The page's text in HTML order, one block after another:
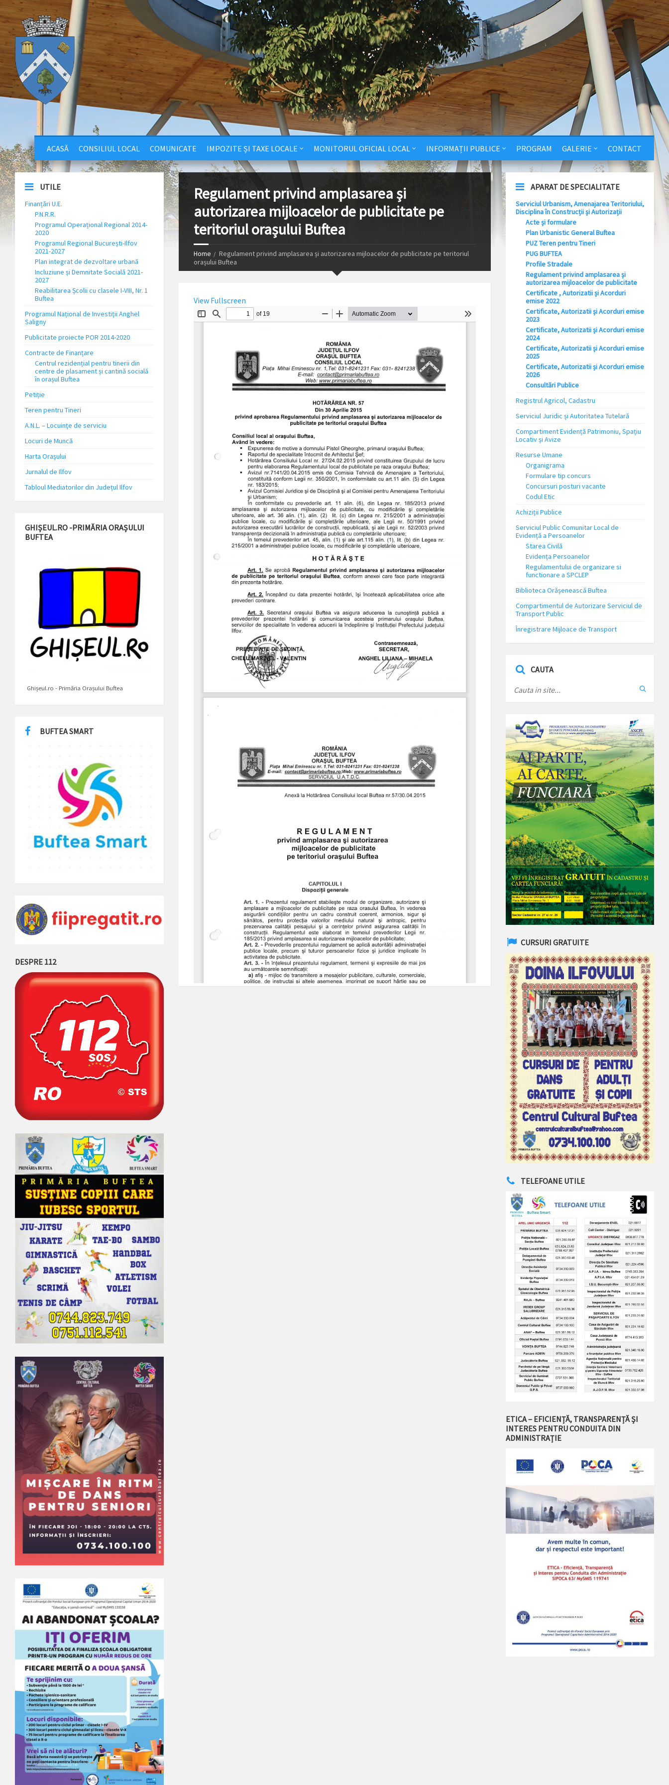
ACASĂ CONSILIUL LOCAL COMUNICATE IMPOZITE ȘI TAXE LOCALE MONITORUL OFICIAL LOCAL INFORMAȚII PUBLICE PROGRAM GALERIE CONTACT
Regulament privind amplasarea și
autorizarea mijloacelor de publicitate pe
teritoriul orașului Buftea
Home
Regulament privind amplasarea și autorizarea mijloacelor de publicitate pe teritoriul
orașului Buftea
View Fullscreen
UTILE
Finanțări U.E.
P.N.R.R.
Programul Operațional Regional 2014-
2020
Programul Regional București-Ilfov
2021-2027
Plan integrat de dezvoltare urbană
Incluziune și Demnitate Socială 2021-
2027
Reabilitarea Școlii cu clasele I-VIII, Nr. 1
Buftea
Programul Național de Investiții Anghel
Saligny
Publicitate proiecte POR 2014-2020
Contracte de Finanțare
Centrul rezidențial pentru tinerii din
centre de plasament și cantină socială
în orașul Buftea
Petiție
Teren pentru Tineri
A.N.L. – Locuinţe de serviciu
Locuri de Muncă
Harta Orașului
Jurnalul de Ilfov
Tabloul Mediatorilor din Județul Ilfov
GHIȘEUL.RO -PRIMĂRIA ORAȘULUI
BUFTEA
Ghișeul.ro - Primăria Orașului Buftea
BUFTEA SMART
DESPRE 112
APARAT DE SPECIALITATE
Serviciul Urbanism, Amenajarea Teritoriului,
Disciplina în Construcții și Autorizații
Acte și formulare
Plan Urbanistic General Buftea
PUZ Teren pentru Tineri
PUG BUFTEA
Profile Stradale
Regulament privind amplasarea și
autorizarea mijloacelor de publicitate
Certificate , Autorizatii și Acorduri
emise 2022
Certificate, Autorizatii și Acorduri emise
2023
Certificate, Autorizatii și Acorduri emise
2024
Certificate, Autorizatii și Acorduri emise
2025
Certificate, Autorizatii și Acorduri emise
2026
Consultări Publice
Registrul Agricol, Cadastru
Serviciul Juridic și Autoritatea Tutelară
Compartiment Evidență Patrimoniu, Spațiu
Locativ și Avize
Resurse Umane
Organigrama
Formulare tip concurs
Concursuri posturi vacante
Codul Etic
Achiziții Publice
Serviciul Public Comunitar Local de
Evidență a Persoanelor
Starea Civilă
Evidența Persoanelor
Regulamentului de organizare si
functionare a SPCLEP
Biblioteca Orășenească Buftea
Compartimentul de Autorizare Serviciul de
Transport Public
Înregistrare Mijloace de Transport
CAUTA
CURSURI GRATUITE
TELEFOANE UTILE
ETICA – EFICIENȚĂ, TRANSPARENȚĂ ȘI
INTERES PENTRU CONDUITA DIN
ADMINISTRAȚIE